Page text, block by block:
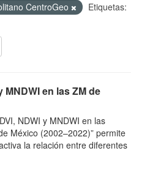
CentroGeo
Etiquetas:
MNDWI en las ZM de
NDWI y MNDWI en las
México (2002–2022)” permite
la relación entre diferentes